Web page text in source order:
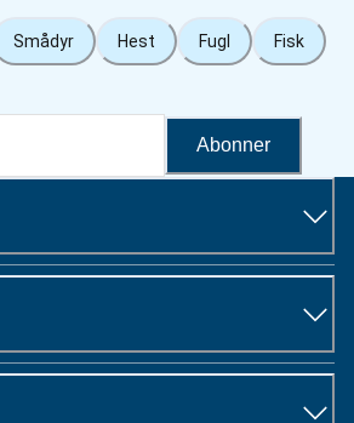
Smådyr Hest Fugl Fisk
Abonner